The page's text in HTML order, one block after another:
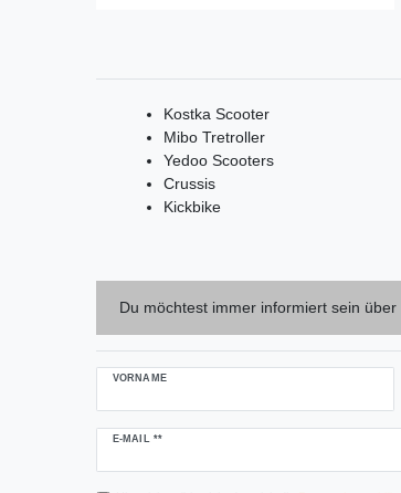
Kostka Scooter
Mibo Tretroller
Yedoo Scooters
Crussis
Kickbike
Du möchtest immer informiert sein
VORNAME
E-MAIL **
Newsletter